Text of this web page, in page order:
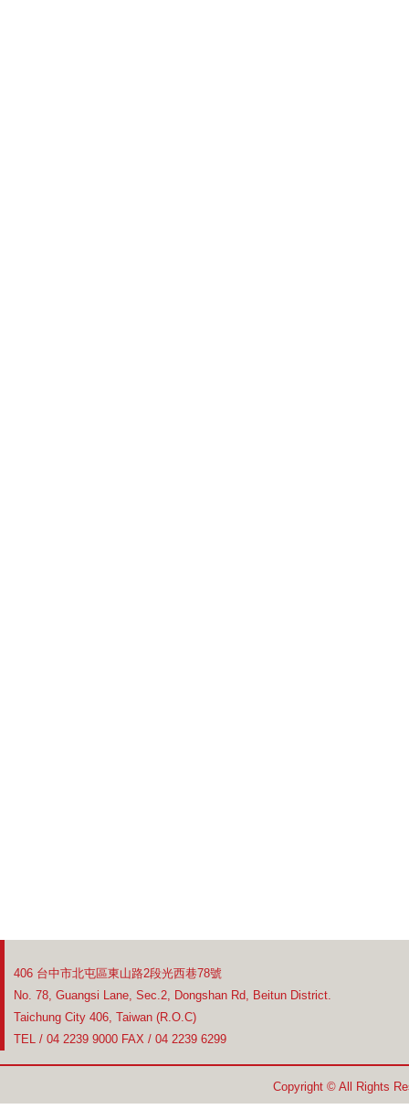
406 台中市北屯區東山路2段光西巷78號
No. 78, Guangsi Lane, Sec.2, Dongshan Rd, Beitun District.
Taichung City 406, Taiwan (R.O.C)
TEL / 04 2239 9000 FAX / 04 2239 6299
Copyright © All Rights